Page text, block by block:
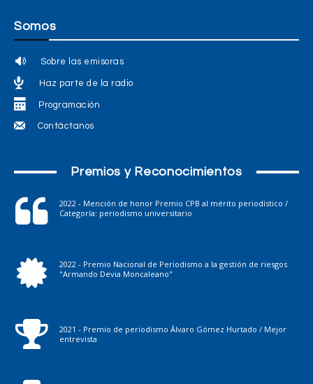
Somos
Sobre las emisoras
Haz parte de la radio
Programación
Contáctanos
Premios y Reconocimientos
2022 - Mención de honor Premio CPB al mérito periodístico /
Categoría: periodismo universitario
2022 - Premio Nacional de Periodismo a la gestión de riesgos
"Armando Devia Moncaleano"
2021 - Premio de periodismo Álvaro Gómez Hurtado / Mejor
entrevista